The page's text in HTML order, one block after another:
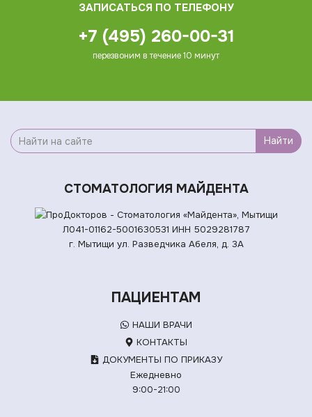
ЗАПИСАТЬСЯ ПО ТЕЛЕФОНУ
+7 (495) 260-00-31
перезвоним в течение 10 минут
Найти
СТОМАТОЛОГИЯ МАЙДЕНТА
Л041-01162-5001630531 ИНН 5029281787
г. Мытищи ул. Разведчика Абеля, д. 3А
ПАЦИЕНТАМ
НАШИ ВРАЧИ
КОНТАКТЫ
ДОКУМЕНТЫ ПО ПРИКАЗУ
Ежедневно
9:00-21:00